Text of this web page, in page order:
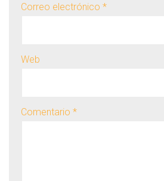
Correo electrónico *
Web
Comentario *